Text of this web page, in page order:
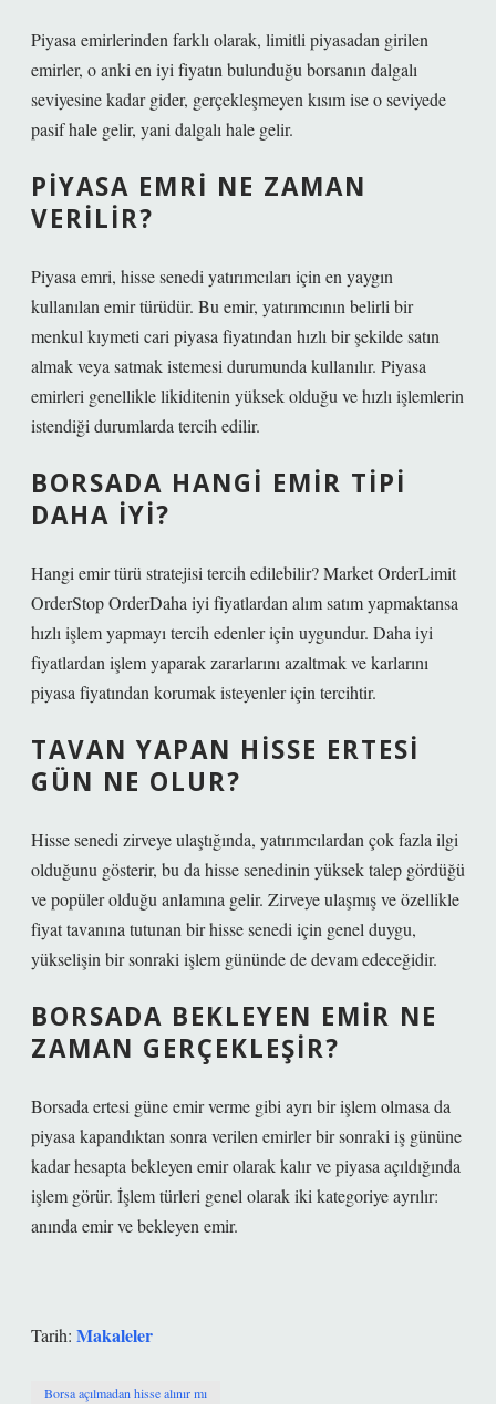
Piyasa emirlerinden farklı olarak, limitli piyasadan girilen
emirler, o anki en iyi fiyatın bulunduğu borsanın dalgalı
seviyesine kadar gider, gerçekleşmeyen kısım ise o seviyede
pasif hale gelir, yani dalgalı hale gelir.
PIYASA EMRI NE ZAMAN
VERILIR?
Piyasa emri, hisse senedi yatırımcıları için en yaygın
kullanılan emir türüdür. Bu emir, yatırımcının belirli bir
menkul kıymeti cari piyasa fiyatından hızlı bir şekilde satın
almak veya satmak istemesi durumunda kullanılır. Piyasa
emirleri genellikle likiditenin yüksek olduğu ve hızlı işlemlerin
istendiği durumlarda tercih edilir.
BORSADA HANGI EMIR TIPI
DAHA IYI?
Hangi emir türü stratejisi tercih edilebilir? Market OrderLimit
OrderStop OrderDaha iyi fiyatlardan alım satım yapmaktansa
hızlı işlem yapmayı tercih edenler için uygundur. Daha iyi
fiyatlardan işlem yaparak zararlarını azaltmak ve karlarını
piyasa fiyatından korumak isteyenler için tercihtir.
TAVAN YAPAN HISSE ERTESI
GÜN NE OLUR?
Hisse senedi zirveye ulaştığında, yatırımcılardan çok fazla ilgi
olduğunu gösterir, bu da hisse senedinin yüksek talep gördüğü
ve popüler olduğu anlamına gelir. Zirveye ulaşmış ve özellikle
fiyat tavanına tutunan bir hisse senedi için genel duygu,
yükselişin bir sonraki işlem gününde de devam edeceğidir.
BORSADA BEKLEYEN EMIR NE
ZAMAN GERÇEKLEŞIR?
Borsada ertesi güne emir verme gibi ayrı bir işlem olmasa da
piyasa kapandıktan sonra verilen emirler bir sonraki iş gününe
kadar hesapta bekleyen emir olarak kalır ve piyasa açıldığında
işlem görür. İşlem türleri genel olarak iki kategoriye ayrılır:
anında emir ve bekleyen emir.
Tarih: Makaleler
Borsa açılmadan hisse alınır mı